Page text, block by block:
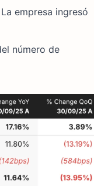
empresa ingresó
número de